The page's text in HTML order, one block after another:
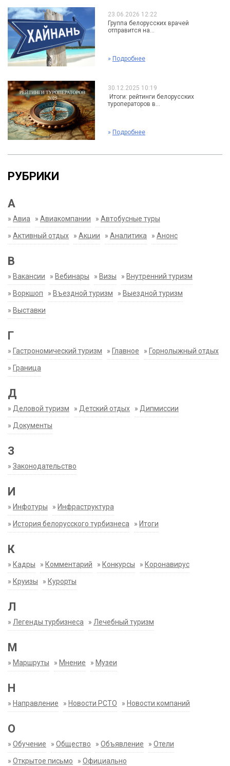
23.06.2026 12:22
Группа белорусских врачей
отправится на...
» Подробнее
30.12.2025 10:19
Итоги: рейтинги белорусских
туроператоров в...
» Подробнее
РУБРИКИ
А
» Авиа » Авиакомпании » Автобусные туры
» Активный отдых » Акции » Аналитика » Анонс
В
» Вакансии » Вебинары » Визы » Внутренний туризм
» Воркшоп » Въездной туризм » Выездной туризм
» Выставки
Г
» Гастрономический туризм » Главное » Горнолыжный отдых
» Граница
Д
» Деловой туризм » Детский отдых » Дипмиссии
» Документы
З
» Законодательство
И
» Инфотуры » Инфраструктура
» История белорусского турбизнеса » Итоги
К
» Кадры » Комментарий » Конкурсы » Коронавирус
» Круизы » Курорты
Л
» Легенды турбизнеса » Лечебный туризм
М
» Маршруты » Мнение » Музеи
Н
» Направление » Новости РСТО » Новости компаний
О
» Обучение » Общество » Объявление » Отели
» Открытое письмо » Официально